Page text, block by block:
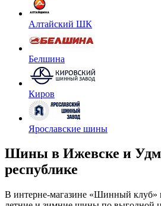
Алтайский ШК
Белшина
Киров
Ярославские шины
Шины в Ижевске и
республике
В интерне-магазине «Шинный клуб»